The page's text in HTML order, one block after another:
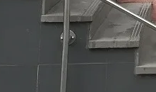
Fe: Мощное Сочетание
При Расходе 6 Л